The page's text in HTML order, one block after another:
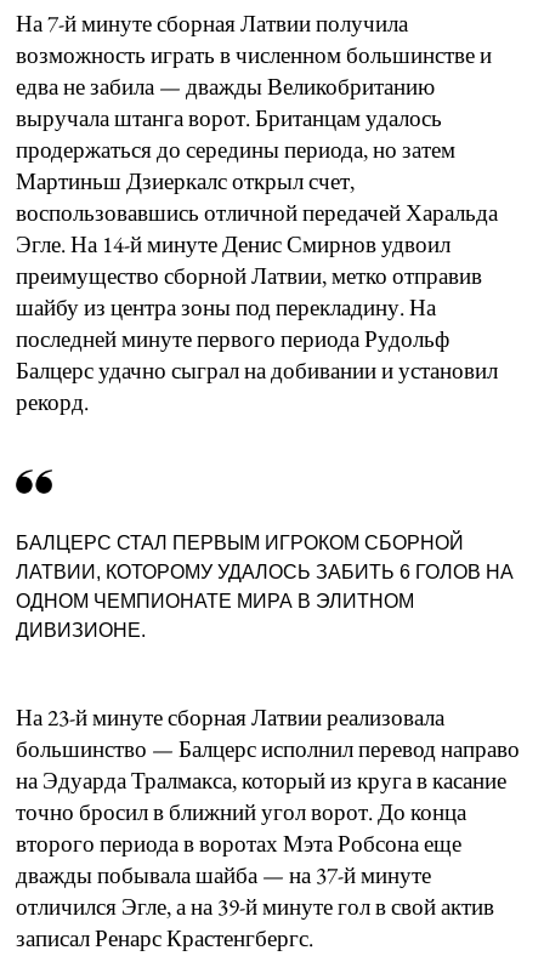
На 7-й минуте сборная Латвии получила
возможность играть в численном большинстве и
едва не забила — дважды Великобританию
выручала штанга ворот. Британцам удалось
продержаться до середины периода, но затем
Мартиньш Дзиеркалс открыл счет,
воспользовавшись отличной передачей Харальда
Эгле. На 14-й минуте Денис Смирнов удвоил
преимущество сборной Латвии, метко отправив
шайбу из центра зоны под перекладину. На
последней минуте первого периода Рудольф
Балцерс удачно сыграл на добивании и установил
рекорд.
БАЛЦЕРС СТАЛ ПЕРВЫМ ИГРОКОМ СБОРНОЙ
ЛАТВИИ, КОТОРОМУ УДАЛОСЬ ЗАБИТЬ 6 ГОЛОВ НА
ОДНОМ ЧЕМПИОНАТЕ МИРА В ЭЛИТНОМ
ДИВИЗИОНЕ.
На 23-й минуте сборная Латвии реализовала
большинство — Балцерс исполнил перевод направо
на Эдуарда Тралмакса, который из круга в касание
точно бросил в ближний угол ворот. До конца
второго периода в воротах Мэта Робсона еще
дважды побывала шайба — на 37-й минуте
отличился Эгле, а на 39-й минуте гол в свой актив
записал Ренарс Крастенгбергс.